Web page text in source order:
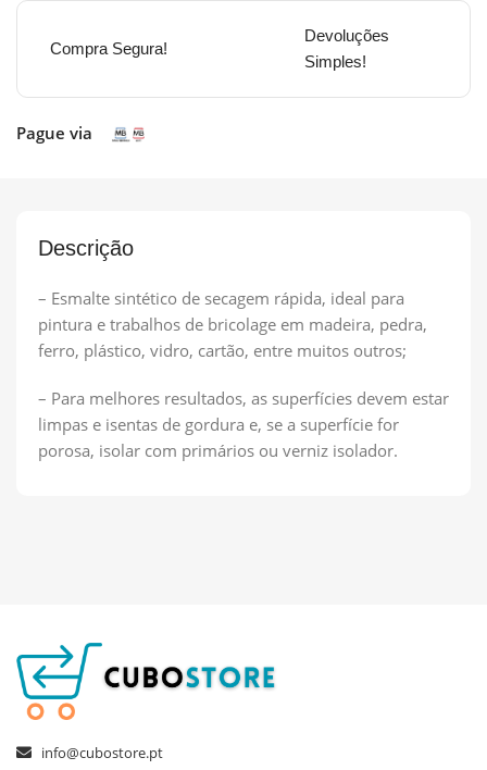
Compra Segura!
Devoluções
Simples!
Pague via
Descrição
– Esmalte sintético de secagem rápida, ideal para
pintura e trabalhos de bricolage em madeira, pedra,
ferro, plástico, vidro, cartão, entre muitos outros;
– Para melhores resultados, as superfícies devem estar
limpas e isentas de gordura e, se a superfície for
porosa, isolar com primários ou verniz isolador.
info@cubostore.pt